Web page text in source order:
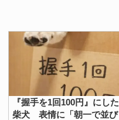
『握手を1回100円』にした
柴犬 表情に「朝一で並び